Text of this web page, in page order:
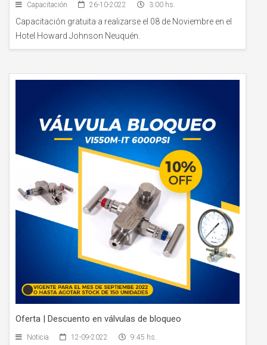
Capacitación 26-10-2022 3:00 hs.
Capacitación gratuita a realizarse el 08 de Noviembre en el
Hotel Howard Johnson Neuquén.
Oferta | Descuento en válvulas de bloqueo
Noticia 12-09-2022 9:45 hs.